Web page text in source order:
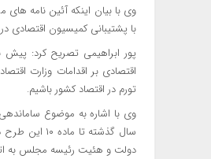
وی با بیان اینکه آئین نامه
با پشتیبانی کمیسیون اقتصادی
پور ابراهیمی تصریح کرد:
اقتصادی بر اقدامات وزارت
تورم در اقتصاد کشور باشیم.
وی با اشاره به موضوع
سال
دولت و هئیت رئیسه مجلس به